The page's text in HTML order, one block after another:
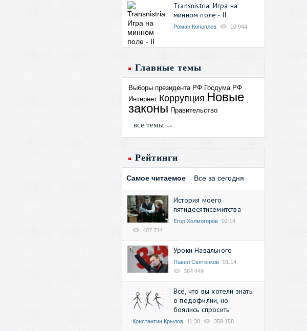
Transnistria. Игра на
минном поле - II
Роман Коноплев 10 944
Главные темы
Выборы президента РФ Госдума РФ
Интернет Коррупция Новые
законы Правительство
все темы →
Рейтинги
Самое читаемое Все за сегодня
История моего
пятидесятисемитства
Егор Холмогоров 02:14
407 714
Уроки Навального
Павел Святенков 01:14
364 449
Всё, что вы хотели знать
о педофилии, но
боялись спросить
Константин Крылов 11:30 359 158